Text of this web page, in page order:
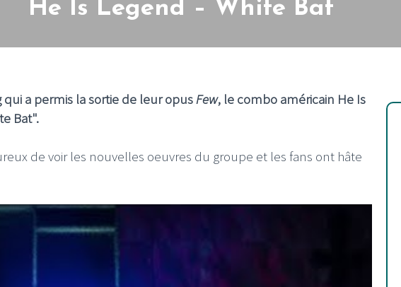
He Is Legend – White Bat
a permis la sortie de leur opusFew, le combo américain He Is
Bat".
de voir les nouvelles oeuvres du groupe et les fans ont hâte